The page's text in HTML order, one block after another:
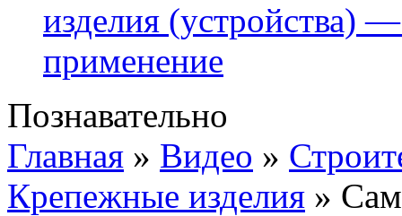
изделия (устройства)
применение
Познавательно
Главная » Видео »
Крепежные изделия »